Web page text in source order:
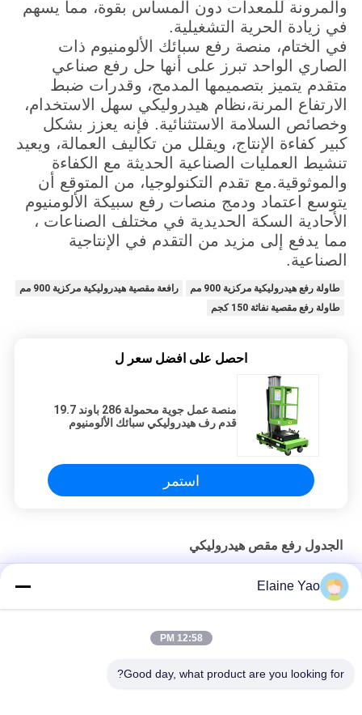
والمرونة للمعدات دون المساس بقوة، مما يسهم
في زيادة الحرية التشغيلية.
في الختام، منصة رفع سبائك الألومنيوم ذات
الصاري الواحد تبرز على أنها حل رفع صناعي
متقدم يتميز بتصميمها المدمج، وقدرات ضبط
الارتفاع المرنة،نظام هيدروليكي سهل الاستخدام،
وخصائص السلامة الاستثنائية. فإنه يعزز بشكل
كبير كفاءة الإنتاج، ويقلل من تكاليف العمالة، ويعيد
تنشيط العمليات الصناعية الحديثة مع الكفاءة
والموثوقية.مع تقدم التكنولوجيا، من المتوقع أن
يتوسع اعتماد ودمج منصات رفع سبيكة الألومنيوم
الأحادية السكة الحديدية في مختلف الصناعات ،
مما يدفع إلى مزيد من التقدم في الإنتاجية
الصناعية.
طاولة رفع هيدروليكية مركزية 900 مم
رافعة مقصية هيدروليكية مركزية 900 مم
طاولة رفع مقصية نفاثة 150 كجم
احصل على افضل سعر ل
منصة عمل جوية محمولة 286 باوند 19.7
قدم رف هيدروليكي سبائك الألومنيوم
استمر
الجدول رفع مقص هيدروليكي
5.8m 8m 10m منصة رفع هيدروليكية الألومنيوم الإطار منصة عمل
جوية
Elaine Yao
12:58 PM
Good day, what product are you looking for?